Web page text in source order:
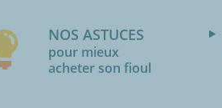
NOS ASTUCES
pour mieux
acheter son fioul